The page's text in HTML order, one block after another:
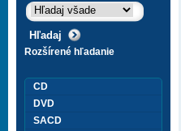
Rozšírené hľadanie
CD
DVD
SACD